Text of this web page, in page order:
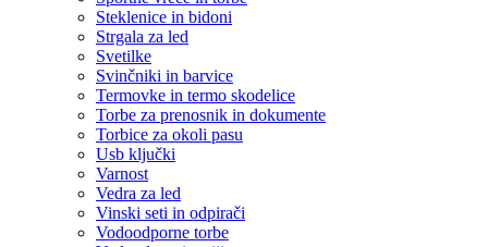
Steklenice in bidoni
Strgala za led
Svetilke
Svinčniki in barvice
Termovke in termo skodelice
Torbe za prenosnik in dokumente
Torbice za okoli pasu
Usb ključki
Varnost
Vedra za led
Vinski seti in odpirači
Vodoodporne torbe